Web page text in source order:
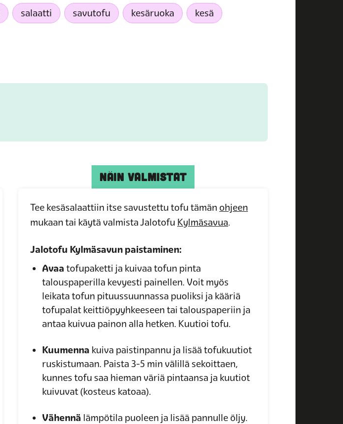
salaatti savutofu kesäruoka kesä
NÄIN VALMISTAT
Tee kesäsalaattiin itse savustettu tofu tämän ohjeen
mukaan tai käytä valmista Jalotofu Kylmäsavua.
Jalotofu Kylmäsavun paistaminen:
Avaa tofupaketti ja kuivaa tofun pinta
talouspaperilla kevyesti painellen. Voit myös
leikata tofun pituussuunnassa puoliksi ja kääriä
tofupalat keittiöpyyhkeeseen tai talouspaperiin ja
antaa kuivua painon alla hetken. Kuutioi tofu.
Kuumenna kuiva paistinpannu ja lisää tofukuutiot
ruskistumaan. Paista 3-5 min välillä sekoittaen,
kunnes tofu saa hieman väriä pintaansa ja kuutiot
kuivuvat (kosteus katoaa).
Vähennä lämpötila puoleen ja lisää pannulle öljy.